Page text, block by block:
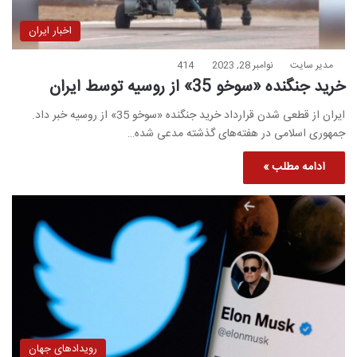
اخبار ایران
مدیر سایت نوامبر 28, 2023 414
خرید جنگنده «سوخو 35» از روسیه توسط ایران
ایران از قطعی شدن قرارداد خرید جنگنده «سوخو 35» از روسیه خبر داد.
جمهوری اسلامی در هفته‌های گذشته مدعی شده…
ادامه مطلب »
رویدادهای جهان